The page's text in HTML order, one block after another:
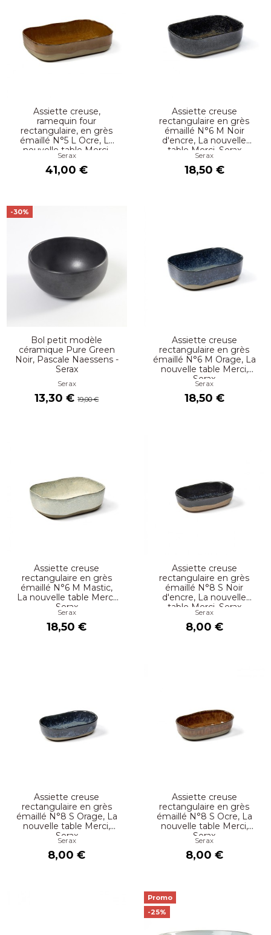
Assiette creuse,
ramequin four
rectangulaire, en grès
émaillé N°5 L Ocre, La
nouvelle table Merci,
Serax
Serax
41,00 €
Assiette creuse
rectangulaire en grès
émaillé N°6 M Noir
d'encre, La nouvelle
table Merci, Serax
Serax
18,50 €
-30%
Bol petit modèle
céramique Pure Green
Noir, Pascale Naessens -
Serax
Serax
13,30 €19,00 €
Assiette creuse
rectangulaire en grès
émaillé N°6 M Orage, La
nouvelle table Merci,
Serax
Serax
18,50 €
Assiette creuse
rectangulaire en grès
émaillé N°6 M Mastic,
La nouvelle table Merci,
Serax
Serax
18,50 €
Assiette creuse
rectangulaire en grès
émaillé N°8 S Noir
d'encre, La nouvelle
table Merci, Serax
Serax
8,00 €
Assiette creuse
rectangulaire en grès
émaillé N°8 S Orage, La
nouvelle table Merci,
Serax
Serax
8,00 €
Assiette creuse
rectangulaire en grès
émaillé N°8 S Ocre, La
nouvelle table Merci,
Serax
Serax
8,00 €
Promo
-25%